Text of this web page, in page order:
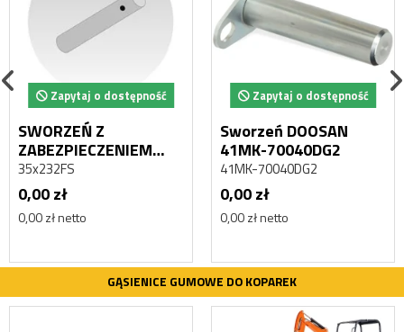
Zapytaj o dostępność
SWORZEŃ Z
ZABEZPIECZENIEM
35x232FS
0,00 zł
0,00 zł netto
Zapytaj o dostępność
Sworzeń DOOSAN
41MK-70040DG2
41MK-70040DG2
0,00 zł
0,00 zł netto
GĄSIENICE GUMOWE DO KOPAREK